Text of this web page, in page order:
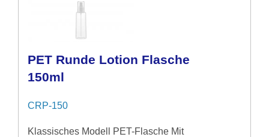
PET Runde Lotion Flasche
150ml
CRP-150
Klassisches Modell PET-Flasche Mit